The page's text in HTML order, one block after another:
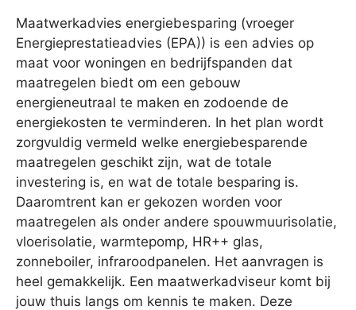
Maatwerkadvies energiebesparing (vroeger
Energieprestatieadvies (EPA)) is een advies op
maat voor woningen en bedrijfspanden dat
maatregelen biedt om een gebouw
energieneutraal te maken en zodoende de
energiekosten te verminderen. In het plan wordt
zorgvuldig vermeld welke energiebesparende
maatregelen geschikt zijn, wat de totale
investering is, en wat de totale besparing is.
Daaromtrent kan er gekozen worden voor
maatregelen als onder andere spouwmuurisolatie,
vloerisolatie, warmtepomp, HR++ glas,
zonneboiler, infraroodpanelen. Het aanvragen is
heel gemakkelijk. Een maatwerkadviseur komt bij
jouw thuis langs om kennis te maken. Deze